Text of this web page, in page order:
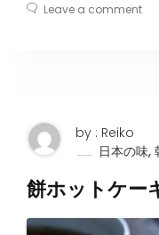
Leave a comment
by : Reiko
日本の味,
餅ホットケー